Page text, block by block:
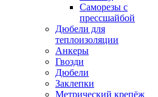
Саморезы с
прессшайбой
Дюбели для
теплоизоляции
Анкеры
Гвозди
Дюбели
Заклепки
Метрический крепёж